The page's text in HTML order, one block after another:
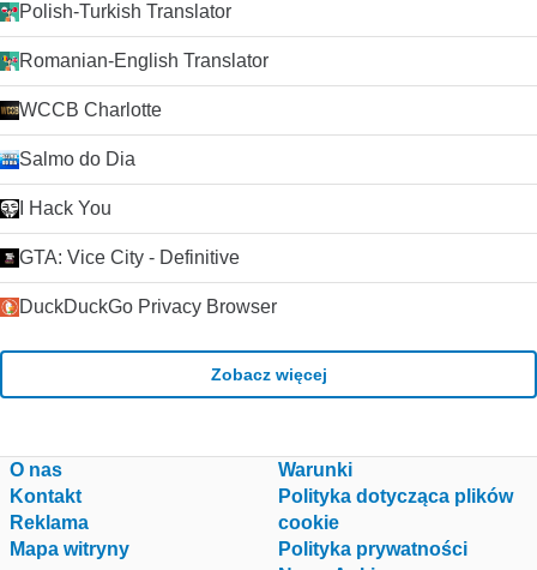
Polish-Turkish Translator
Romanian-English Translator
WCCB Charlotte
Salmo do Dia
I Hack You
GTA: Vice City - Definitive
DuckDuckGo Privacy Browser
Zobacz więcej
O nas
Kontakt
Reklama
Mapa witryny
Warunki
Polityka dotycząca plików
cookie
Polityka prywatności